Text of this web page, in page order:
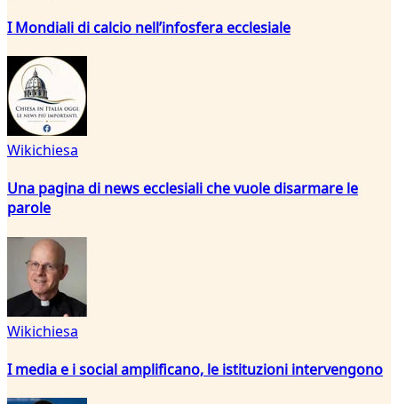
I Mondiali di calcio nell’infosfera ecclesiale
Wikichiesa
Una pagina di news ecclesiali che vuole disarmare le
parole
Wikichiesa
I media e i social amplificano, le istituzioni intervengono